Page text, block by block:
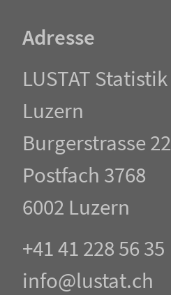
Adresse
LUSTAT Statistik
Luzern
Burgerstrasse 22
Postfach 3768
6002 Luzern
+41 41 228 56 35
info@lustat.ch